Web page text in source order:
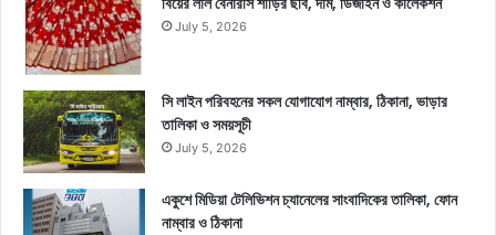
July 5, 2026
সি লাইন পরিবহনের সকল যোগাযোগ নাম্বার, ঠিকানা, ভাড়ার
তালিকা ও সময়সূচী
July 5, 2026
একুশে মিডিয়া টেলিভিশন চ্যানেলের সাংবাদিকের তালিকা, ফোন
নাম্বার ও ঠিকানা